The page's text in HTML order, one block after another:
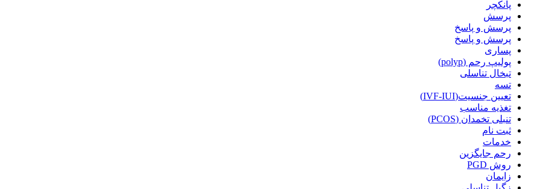
پانکچر
پرسش
پرسش و پاسخ
پرسش و پاسخ
پساری
پولیپ رحم (polyp)
تبخال تناسلی
تسه
تعیین جنسیت(IVF-IUI)
تغذیه مناسب
تنبلی تخمدان (PCOS)
ثبت نام
خدمات
رحم جایگزین
روش PGD
زایمان